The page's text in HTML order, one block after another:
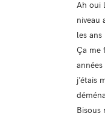
Ah oui
niveau
les ans
Ça me
j’étais
Bisous